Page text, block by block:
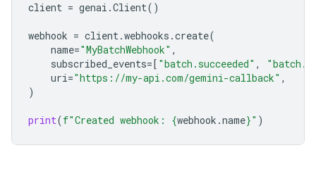
client = genai .Client()
webhook = client.webhooks .create(
name="MyBatchWebhook" ,
subscribed_events=[ "batch.succeeded" ,
uri="https://my-api.com/gemini-callback" ,
)
print(f"Created webhook: {webhook .name}" )